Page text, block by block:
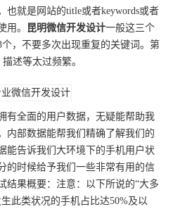
也就是网站的title或者keywords或者
用。
昆明微信开发设计一般这三个
，不要多次出现重复的关键词。第
述等太过频繁。
有全面的用户数据，无疑能帮助我
内部数据能帮我们精确了解我们的
能告诉我们大环境下的手机用户状
的时候给予我们一些非常有用的信
结果概要：注意：以下所说的“大多
此类状况的手机占比达50%及以